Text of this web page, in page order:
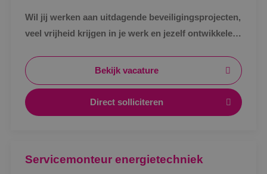
Wil jij werken aan uitdagende beveiligingsprojecten,
veel vrijheid krijgen in je werk en jezelf ontwikkelen
Bekijk vacature
Direct solliciteren
Servicemonteur energietechniek